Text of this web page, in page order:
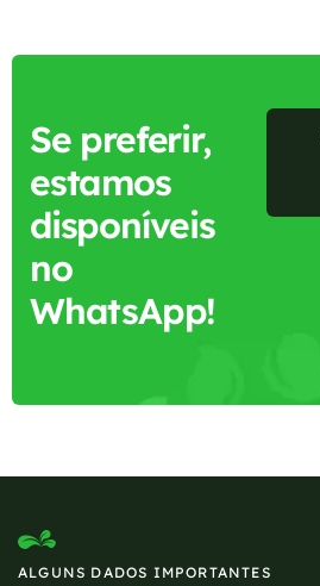
Se preferir,
estamos
disponíveis
no
WhatsApp!
ALGUNS DADOS IMPORTANTES